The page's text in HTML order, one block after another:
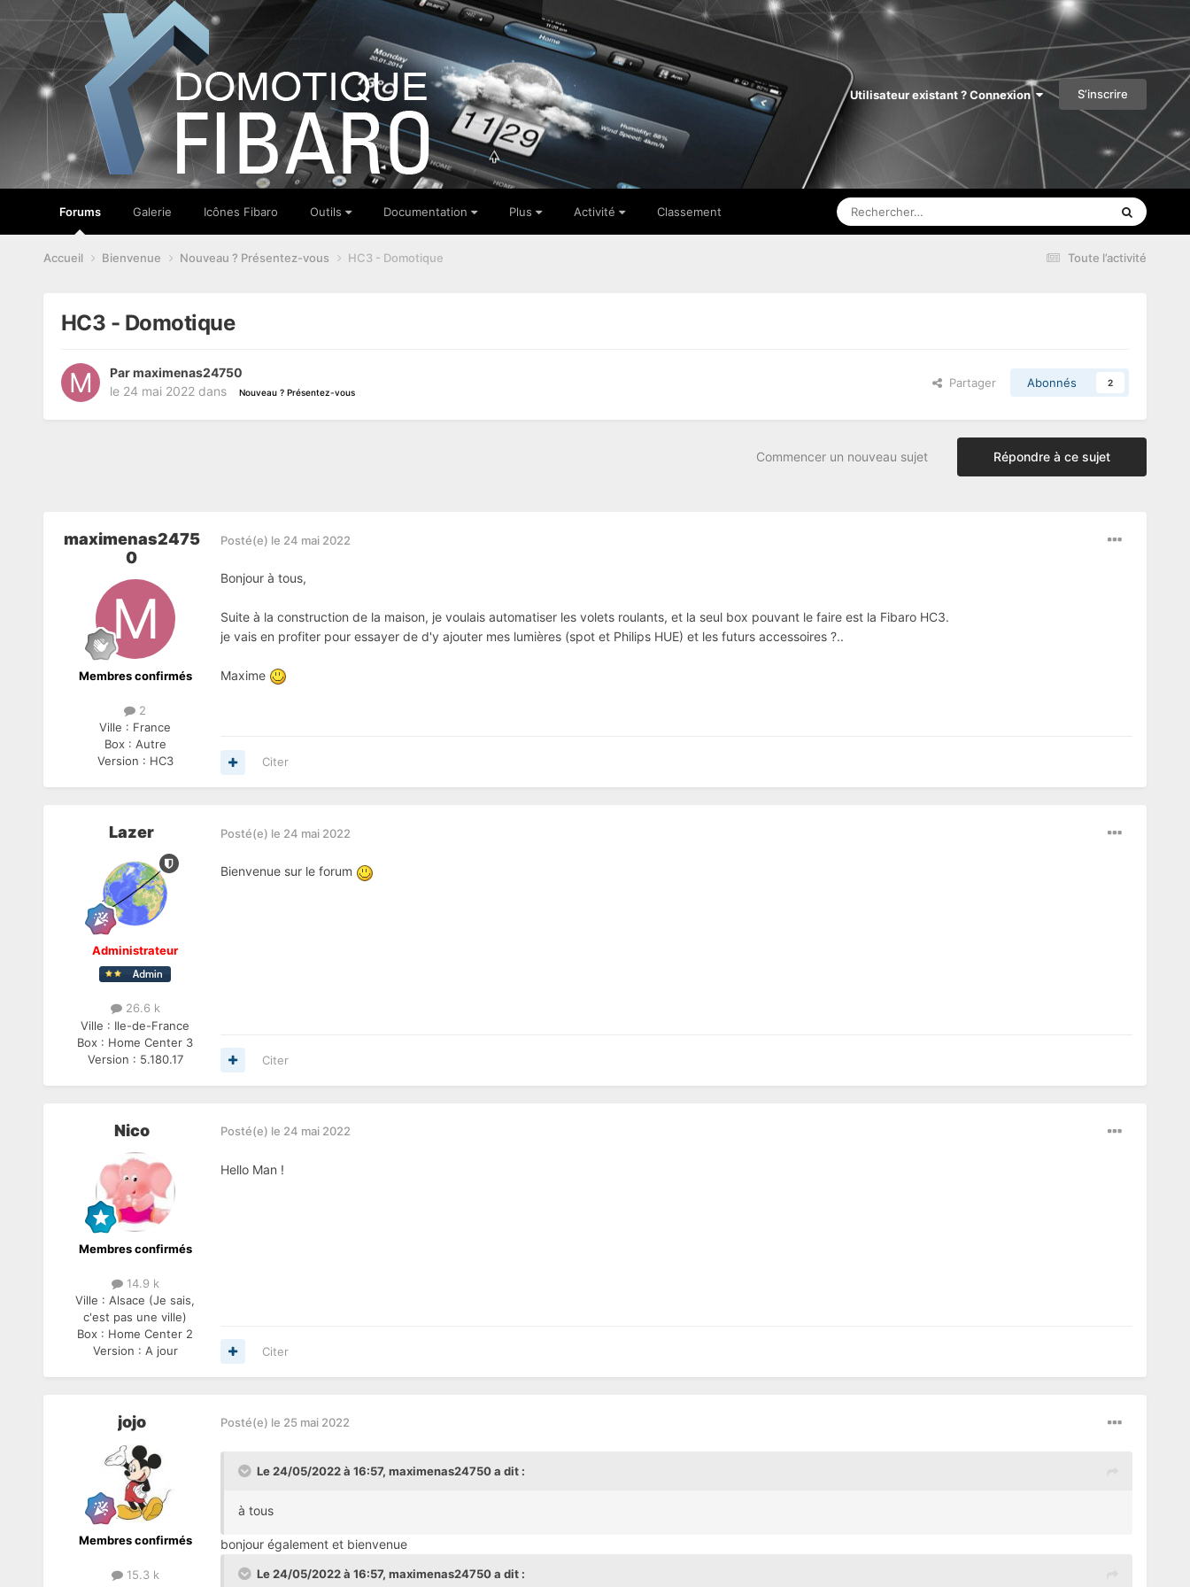
Utilisateur existant ? Connexion S’inscrire
Forums Galerie Icônes Fibaro Outils Documentation Plus Activité Classement
Toute l’activité
Accueil Bienvenue Nouveau ? Présentez-vous HC3 - Domotique
HC3 - Domotique
Parmaximenas24750
le 24 mai 2022dans Nouveau ? Présentez-vous
Partager Abonnés 2
Répondre à ce sujet
Commencer un nouveau sujet
maximenas2475
0
Membres confirmés
2
Ville : France
Box : Autre
Version : HC3
Posté(e) le 24 mai 2022
Bonjour à tous,
Suite à la construction de la maison, je voulais automatiser les volets roulants, et la seul box pouvant le faire est la Fibaro HC3.
je vais en profiter pour essayer de d'y ajouter mes lumières (spot et Philips HUE) et les futurs accessoires ?..
Maxime
Citer
Lazer
Administrateur
26.6 k
Ville : Ile-de-France
Box : Home Center 3
Version : 5.180.17
Posté(e) le 24 mai 2022
Bienvenue sur le forum
Citer
Nico
Membres confirmés
14.9 k
Ville :Alsace (Je sais,
c'est pas une ville)
Box : Home Center 2
Version : A jour
Posté(e) le 24 mai 2022
Hello Man !
Citer
jojo
Membres confirmés
15.3 k
Posté(e) le 25 mai 2022
Le 24/05/2022 à 16:57, maximenas24750a dit :
à tous
bonjour également et bienvenue
Le 24/05/2022 à 16:57, maximenas24750a dit :